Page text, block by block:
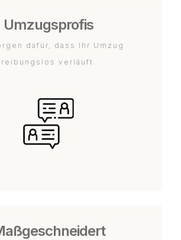
Umzugsprofis
dafür, dass Ihr Umzug
reibungslos verläuft.